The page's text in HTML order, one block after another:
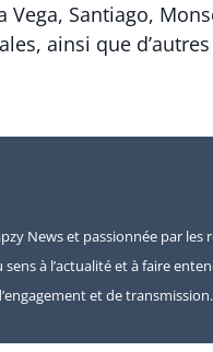
Santiago,
ainsi que
News et passionnée par
à l’actualité et à faire
et de transmission.